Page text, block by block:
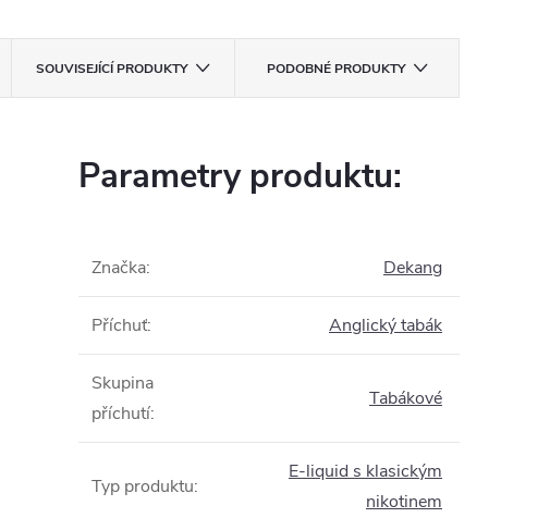
SOUVISEJÍCÍ PRODUKTY PODOBNÉ PRODUKTY
Parametry produktu:
Značka: Dekang
Příchuť: Anglický tabák
Skupina
příchutí:
Tabákové
Typ produktu:
E-liquid s klasickým
nikotinem